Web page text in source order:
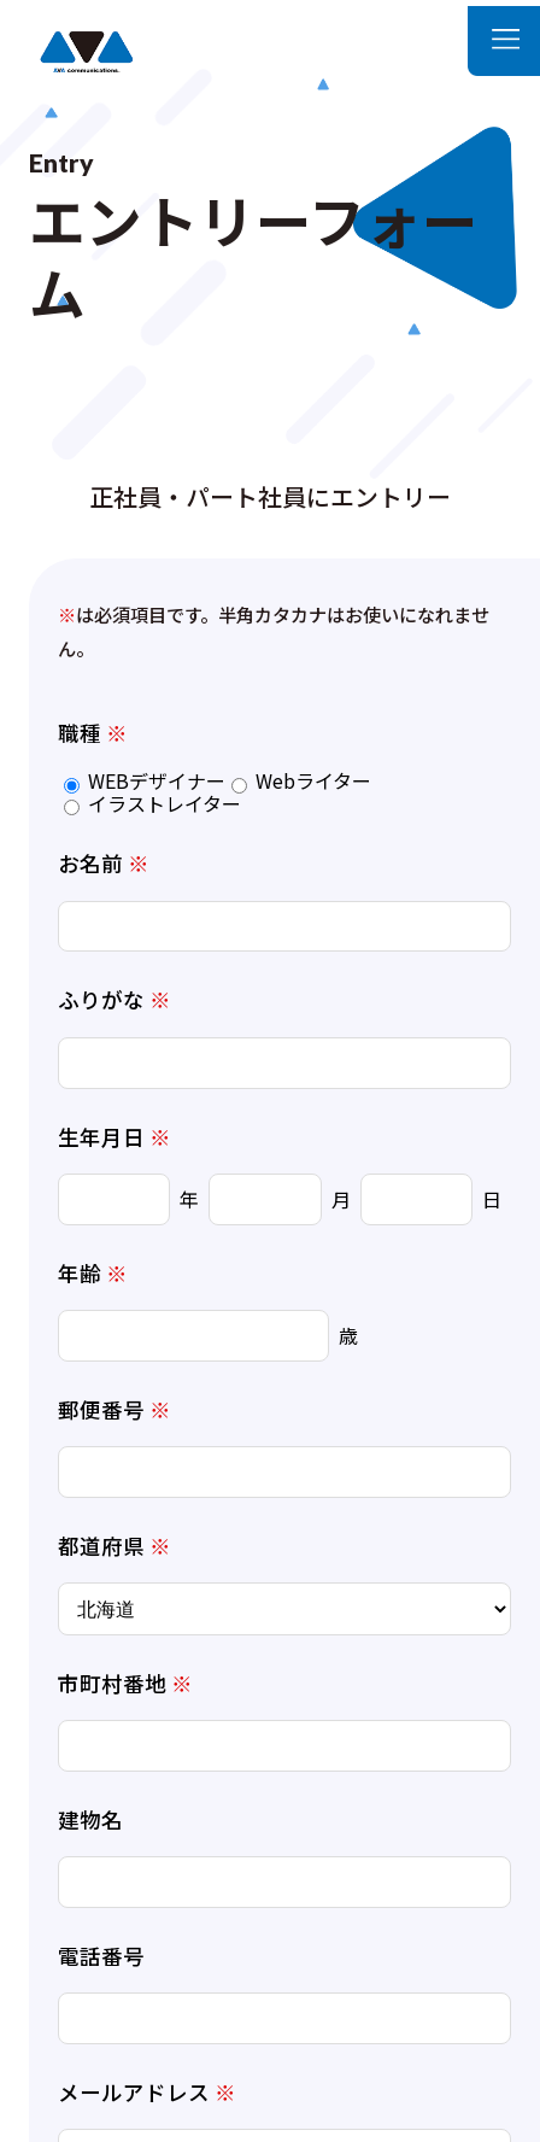
Entry
エントリーフォー
ム
正社員・パート社員にエントリー
※は必須項目です。半角カタカナはお使いになれませ
ん。
職種 ※
WEBデザイナー Webライター
イラストレイター
お名前 ※
ふりがな ※
生年月日 ※
年 月 日
年齢 ※
歳
郵便番号 ※
都道府県 ※
市町村番地 ※
建物名
電話番号
メールアドレス ※